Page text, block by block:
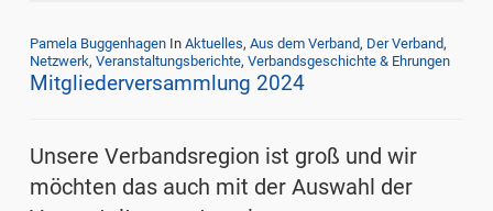
Pamela Buggenhagen In Aktuelles, Aus dem Verband, Der Verband,
Netzwerk, Veranstaltungsberichte, Verbandsgeschichte & Ehrungen
Mitgliederversammlung 2024
Unsere Verbandsregion ist groß und wir
möchten das auch mit der Auswahl der